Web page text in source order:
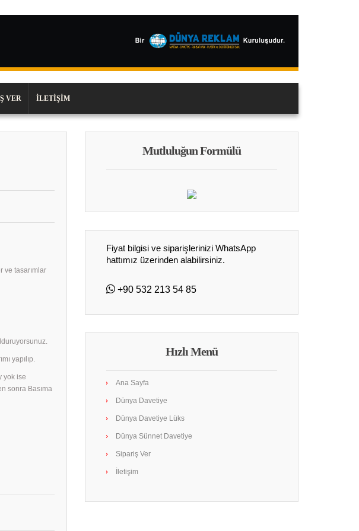
VER İLETIŞIM
ve tasarımlar
yapılıp.
yok ise
sonra Basıma
Mutluluğun Formülü
Fiyat bilgisi ve siparişlerinizi WhatsApp
hattımız üzerinden alabilirsiniz.
+90 532 213 54 85
Hızlı Menü
Ana Sayfa
Dünya Davetiye
Dünya Davetiye Lüks
Dünya Sünnet Davetiye
Sipariş Ver
İletişim